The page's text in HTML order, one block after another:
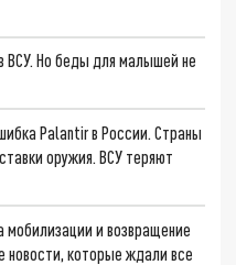
ВСУ. Но беды для малышей не
Palantir в России. Страны
оружия. ВСУ теряют
мобилизации и возвращение
новости, которые ждали все